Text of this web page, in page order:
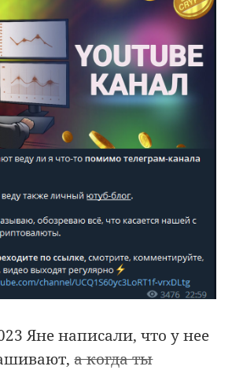
Яне написали, что у нее
а когда ты